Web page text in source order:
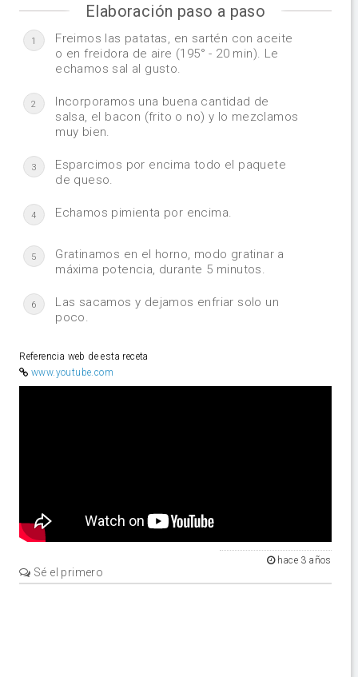
Elaboración paso a paso
1
Freimos las patatas, en sartén con aceite
o en freidora de aire (195° - 20 min). Le
echamos sal al gusto.
2
Incorporamos una buena cantidad de
salsa, el bacon (frito o no) y lo mezclamos
muy bien.
3
Esparcimos por encima todo el paquete
de queso.
4 Echamos pimienta por encima.
5
Gratinamos en el horno, modo gratinar a
máxima potencia, durante 5 minutos.
6
Las sacamos y dejamos enfriar solo un
poco.
Referencia web de esta receta
www.youtube.com
hace 3 años
Sé el primero